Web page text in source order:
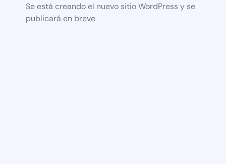
Se está creando el nuevo sitio WordPress y se
publicará en breve